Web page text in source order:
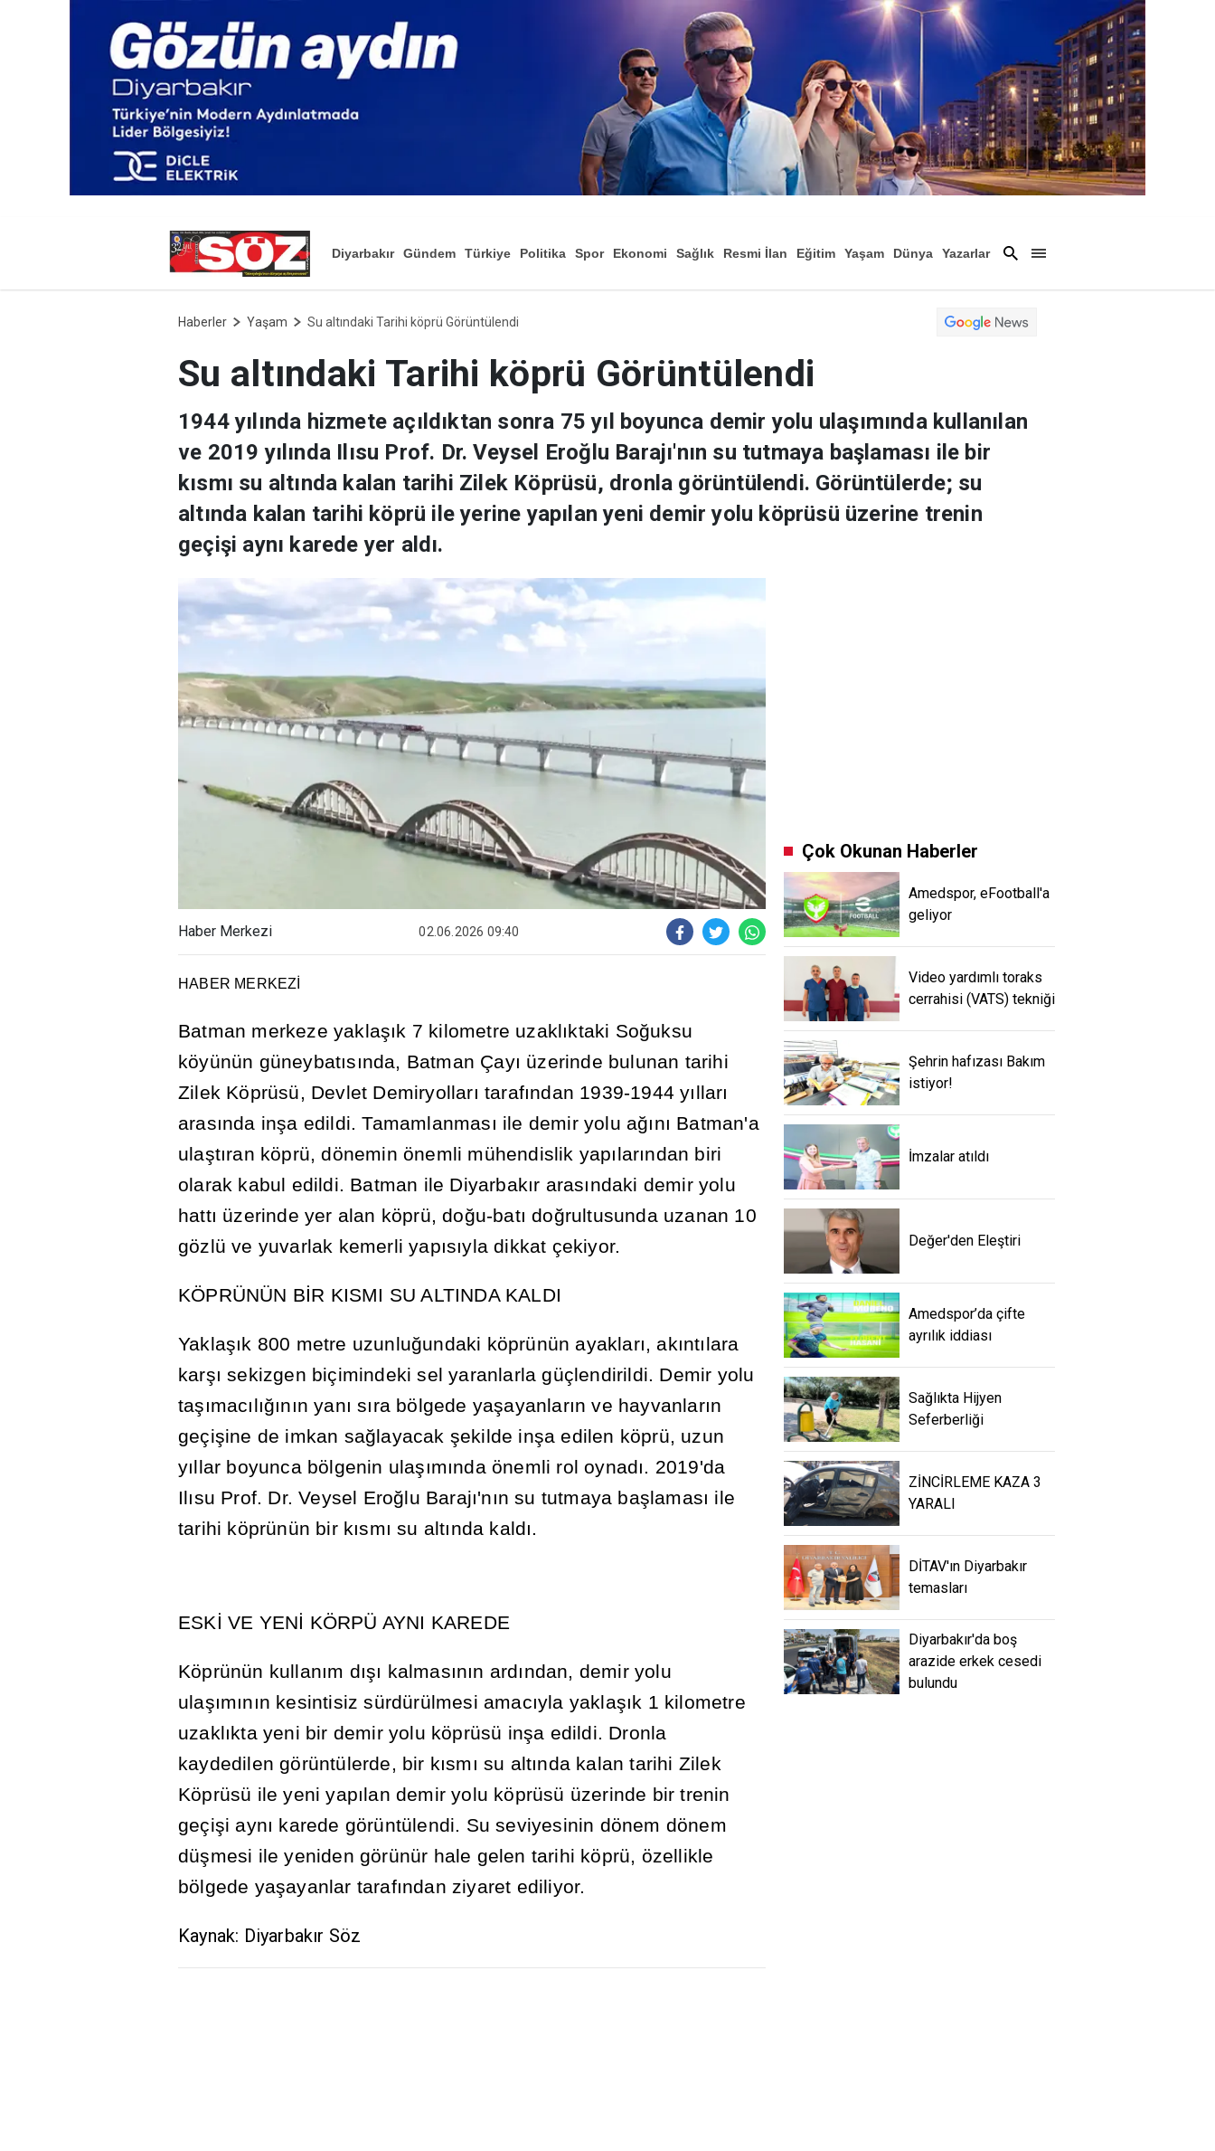
Diyarbakır Gündem Türkiye Politika Spor Ekonomi Sağlık Resmi İlan Eğitim Yaşam
Dünya
Yazarlar
Haberler Yaşam Su altındaki Tarihi köprü Görüntülendi
Su altındaki Tarihi köprü Görüntülendi
1944 yılında hizmete açıldıktan sonra 75 yıl boyunca demir yolu ulaşımında kullanılan
ve 2019 yılında Ilısu Prof. Dr. Veysel Eroğlu Barajı'nın su tutmaya başlaması ile bir
kısmı su altında kalan tarihi Zilek Köprüsü, dronla görüntülendi. Görüntülerde; su
altında kalan tarihi köprü ile yerine yapılan yeni demir yolu köprüsü üzerine trenin
geçişi aynı karede yer aldı.
Haber Merkezi 02.06.2026 09:40
HABER MERKEZ
Batman merkeze yaklaşık 7 kilometre uzaklıktaki Soğuksu
köyünün güneybatısında, Batman Çayı üzerinde bulunan tarihi
Zilek Köprüsü, Devlet Demiryolları tarafından 1939-1944 yılları
arasında inşa edildi. Tamamlanması ile demir yolu ağını Batman'a
ulaştıran köprü, dönemin önemli mühendislik yapılarından biri
olarak kabul edildi. Batman ile Diyarbakır arasındaki demir yolu
hattı üzerinde yer alan köprü, doğu-batı doğrultusunda uzanan 10
gözlü ve yuvarlak kemerli yapısıyla dikkat çekiyor.
KÖPRÜNÜN BİR KISMI SU ALTINDA KALDI
Yaklaşık 800 metre uzunluğundaki köprünün ayakları, akıntılara
karşı sekizgen biçimindeki sel yaranlarla güçlendirildi. Demir yolu
taşımacılığının yanı sıra bölgede yaşayanların ve hayvanların
geçişine de imkan sağlayacak şekilde inşa edilen köprü, uzun
yıllar boyunca bölgenin ulaşımında önemli rol oynadı. 2019'da
Ilısu Prof. Dr. Veysel Eroğlu Barajı'nın su tutmaya başlaması ile
tarihi köprünün bir kısmı su altında kaldı.
ESKİ VE YENİ KÖRPÜ AYNI KAREDE
Köprünün kullanım dışı kalmasının ardından, demir yolu
ulaşımının kesintisiz sürdürülmesi amacıyla yaklaşık 1 kilometre
uzaklıkta yeni bir demir yolu köprüsü inşa edildi. Dronla
kaydedilen görüntülerde, bir kısmı su altında kalan tarihi Zilek
Köprüsü ile yeni yapılan demir yolu köprüsü üzerinde bir trenin
geçişi aynı karede görüntülendi. Su seviyesinin dönem dönem
düşmesi ile yeniden görünür hale gelen tarihi köprü, özellikle
bölgede yaşayanlar tarafından ziyaret ediliyor.
Kaynak: Diyarbakır Söz
Çok Okunan Haberler
Amedspor, eFootball'a
geliyor
Video yardımlı toraks
cerrahisi (VATS) tekniği
Şehrin hafızası Bakım
istiyor!
İmzalar atıldı
Değer'den Eleştiri
Amedspor’da çifte
ayrılık iddiası
Sağlıkta Hijyen
Seferberliği
ZİNCİRLEME KAZA 3
YARALI
DİTAV'ın Diyarbakır
temasları
Diyarbakır'da boş
arazide erkek cesedi
bulundu